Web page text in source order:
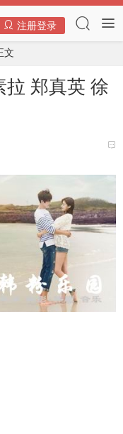
注册登录
文
拉 郑真英 徐